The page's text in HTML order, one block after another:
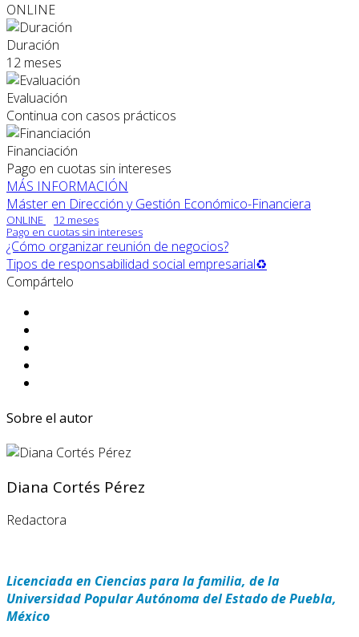
ONLINE
Duración
12 meses
Evaluación
Continua con casos prácticos
Financiación
Pago en cuotas sin intereses
MÁS INFORMACIÓN
Máster en Dirección y Gestión Económico-Financiera
ONLINE
12 meses
Pago en cuotas sin intereses
¿Cómo organizar reunión de negocios?
Tipos de responsabilidad social empresarial♻️
Compártelo
Sobre el autor
Diana Cortés Pérez
Redactora
Licenciada en Ciencias para la familia, de la
Universidad Popular Autónoma del Estado de Puebla,
México